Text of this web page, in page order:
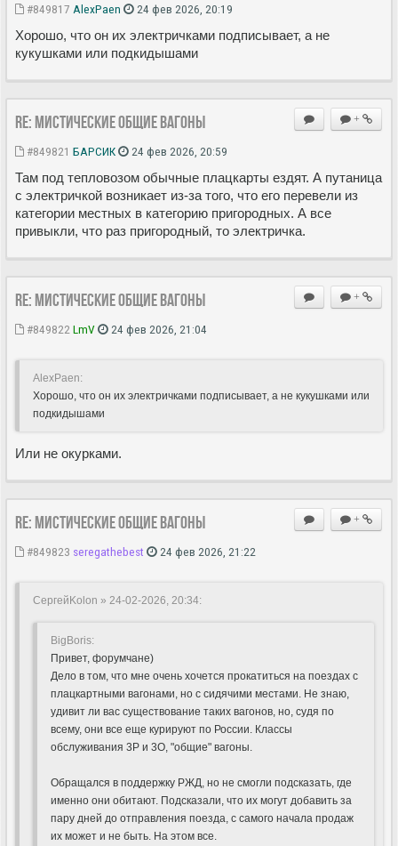
#849817 AlexPaen 24 фев 2026, 20:19
Хорошо, что он их электричками подписывает, а не
кукушками или подкидышами
+
Re: Мистические ОБЩИЕ вагоны
#849821 БАРСИК 24 фев 2026, 20:59
Там под тепловозом обычные плацкарты ездят. А путаница
с электричкой возникает из-за того, что его перевели из
категории местных в категорию пригородных. А все
привыкли, что раз пригородный, то электричка.
+
Re: Мистические ОБЩИЕ вагоны
#849822 LmV 24 фев 2026, 21:04
AlexPaen:
Хорошо, что он их электричками подписывает, а не кукушками или
подкидышами
Или не окурками.
+
Re: Мистические ОБЩИЕ вагоны
#849823 seregathebest 24 фев 2026, 21:22
СергейKolon » 24-02-2026, 20:34:
BigBoris:
Привет, форумчане)
Дело в том, что мне очень хочется прокатиться на поездах с
плацкартными вагонами, но с сидячими местами. Не знаю,
удивит ли вас существование таких вагонов, но, судя по
всему, они все еще курируют по России. Классы
обслуживания 3Р и 3О, "общие" вагоны.
Обращался в поддержку РЖД, но не смогли подсказать, где
именно они обитают. Подсказали, что их могут добавить за
пару дней до отправления поезда, с самого начала продаж
их может и не быть. На этом все.